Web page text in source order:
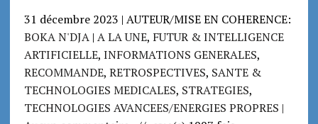
31 décembre 2023 | AUTEUR/MISE EN COHERENCE:
BOKA N'DJA| A LA UNE, FUTUR & INTELLIGENCE
ARTIFICIELLE, INFORMATIONS GENERALES,
RECOMMANDE, RETROSPECTIVES, SANTE &
TECHNOLOGIES MEDICALES, STRATEGIES,
TECHNOLOGIES AVANCEES/ENERGIES PROPRES |